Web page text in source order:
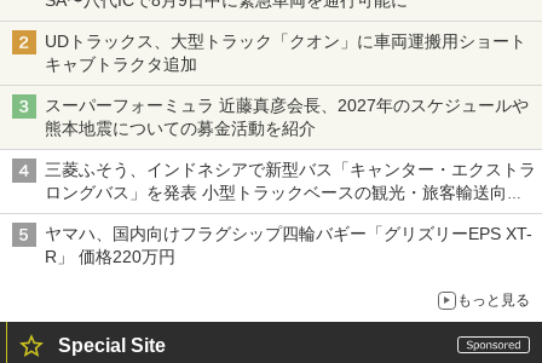
UDトラックス、大型トラック「クオン」に車両運搬用ショート
キャブトラクタ追加
スーパーフォーミュラ 近藤真彦会長、2027年のスケジュールや
熊本地震についての募金活動を紹介
三菱ふそう、インドネシアで新型バス「キャンター・エクストラ
ロングバス」を発表 小型トラックベースの観光・旅客輸送向け
バス
ヤマハ、国内向けフラグシップ四輪バギー「グリズリーEPS XT-
R」 価格220万円
もっと見る
Special Site